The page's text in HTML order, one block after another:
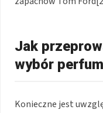
Jak
wybór
Konieczne jest